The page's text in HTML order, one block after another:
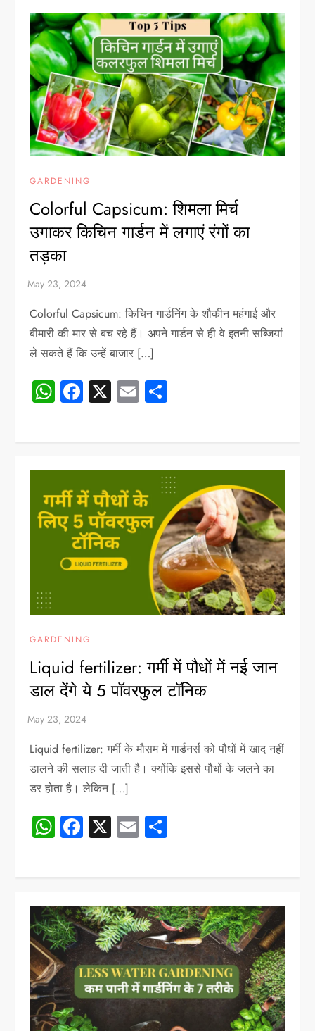
GARDENING
Colorful Capsicum: शिमला मिर्च
उगाकर किचिन गार्डन में लगाएं रंगों का
तड़का
Colorful Capsicum: किचिन गार्डनिंग के शौकीन महंगाई और
बीमारी की मार से बच रहे हैं। अपने गार्डन से ही वे इतनी सब्जियां
ले सकते हैं कि उन्हें बाजार […]
WhatsApp
Facebook
X Email
GARDENING
Liquid fertilizer: गर्मी में पौधों में नई जान
डाल देंगे ये 5 पॉवरफुल टॉनिक
Liquid fertilizer: गर्मी के मौसम में गार्डनर्स को पौधों में खाद नहीं
डालने की सलाह दी जाती है। क्योंकि इससे पौधों के जलने का
डर होता है। लेकिन […]
WhatsApp
Facebook
X Email